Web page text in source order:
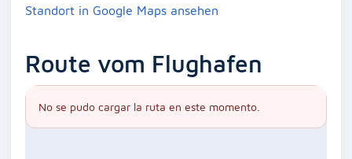
Standort in Google Maps ansehen
Route vom Flughafen
No se pudo cargar la ruta en este momento.